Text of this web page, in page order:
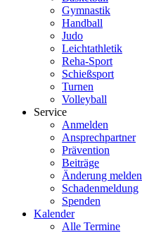
Gymnastik
Handball
Judo
Leichtathletik
Reha-Sport
Schießsport
Turnen
Volleyball
Service
Anmelden
Ansprechpartner
Prävention
Beiträge
Änderung melden
Schadenmeldung
Spenden
Kalender
Alle Termine